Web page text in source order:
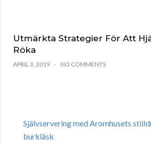
Utmärkta Strategier För Att
Röka
APRIL 3, 2019 NO COMMENTS
Självservering med Aromhusets
burkläsk